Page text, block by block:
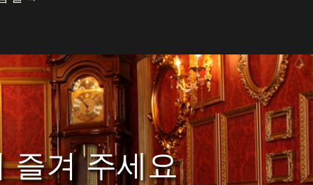
즐겨 주세요